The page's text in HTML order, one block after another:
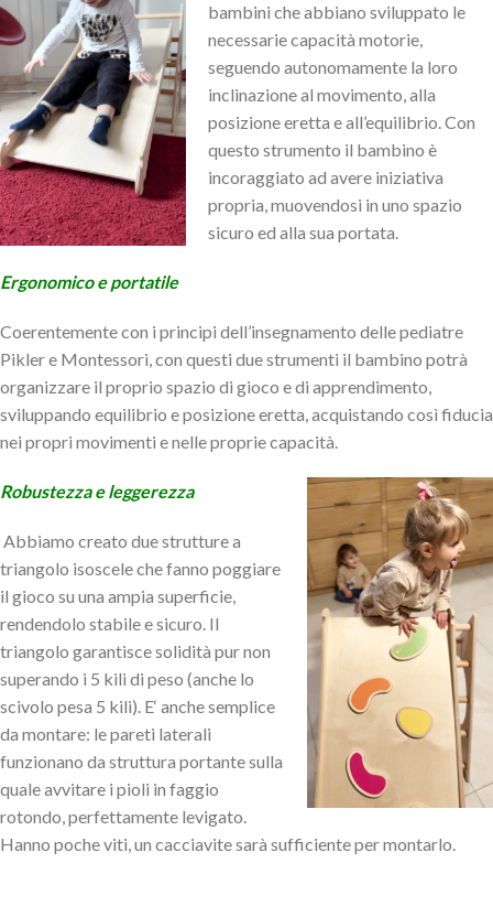
bambini che abbiano sviluppato le
necessarie capacità motorie,
seguendo autonomamente la loro
inclinazione al movimento, alla
posizione eretta e all’equilibrio. Con
questo strumento il bambino è
incoraggiato ad avere iniziativa
propria, muovendosi in uno spazio
sicuro ed alla sua portata.
Ergonomico e portatile
Coerentemente con i principi dell’insegnamento delle pediatre
Pikler e Montessori, con questi due strumenti il bambino potrà
organizzare il proprio spazio di gioco e di apprendimento,
sviluppando equilibrio e posizione eretta, acquistando così fiducia
nei propri movimenti e nelle proprie capacità.
Robustezza e leggerezza
Abbiamo creato due strutture a
triangolo isoscele che fanno poggiare
il gioco su una ampia superficie,
rendendolo stabile e sicuro. Il
triangolo garantisce solidità pur non
superando i 5 kili di peso (anche lo
scivolo pesa 5 kili). E‘ anche semplice
da montare: le pareti laterali
funzionano da struttura portante sulla
quale avvitare i pioli in faggio
rotondo, perfettamente levigato.
Hanno poche viti, un cacciavite sarà sufficiente permontarlo.